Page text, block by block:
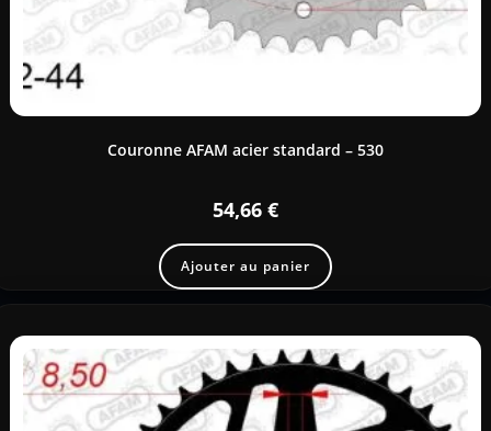
Couronne AFAM acier standard – 530
54,66 €
Ajouter au panier